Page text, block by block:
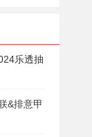
乐透抽
&排意甲